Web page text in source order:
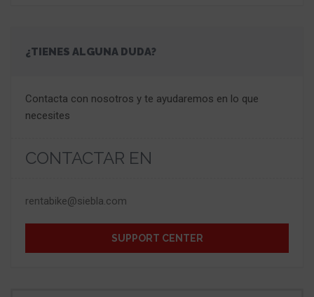
¿TIENES ALGUNA DUDA?
Contacta con nosotros y te ayudaremos en lo que
necesites
CONTACTAR EN
rentabike@siebla.com
SUPPORT CENTER